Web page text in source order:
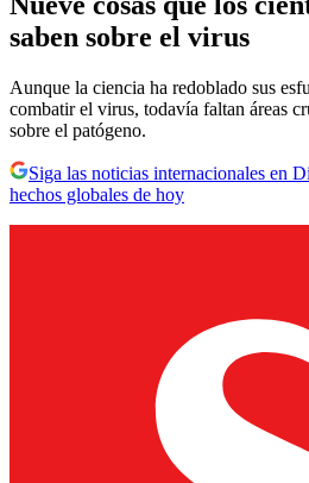
saben sobre el virus
Aunque la ciencia ha redoblado sus
combatir el virus, todavía faltan áreas
sobre el patógeno.
Siga las noticias internacionales en
hechos globales de hoy